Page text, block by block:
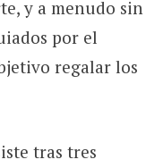
y a menudo sin
por el
regalar los
tras tres